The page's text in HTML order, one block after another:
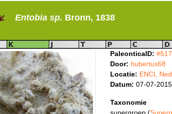
Entobiasp. Bronn, 1838
PaleonticaID:
Door: hubertus68
Locatie: ENCI,
Datum: 07-07-2015
Taxonomie